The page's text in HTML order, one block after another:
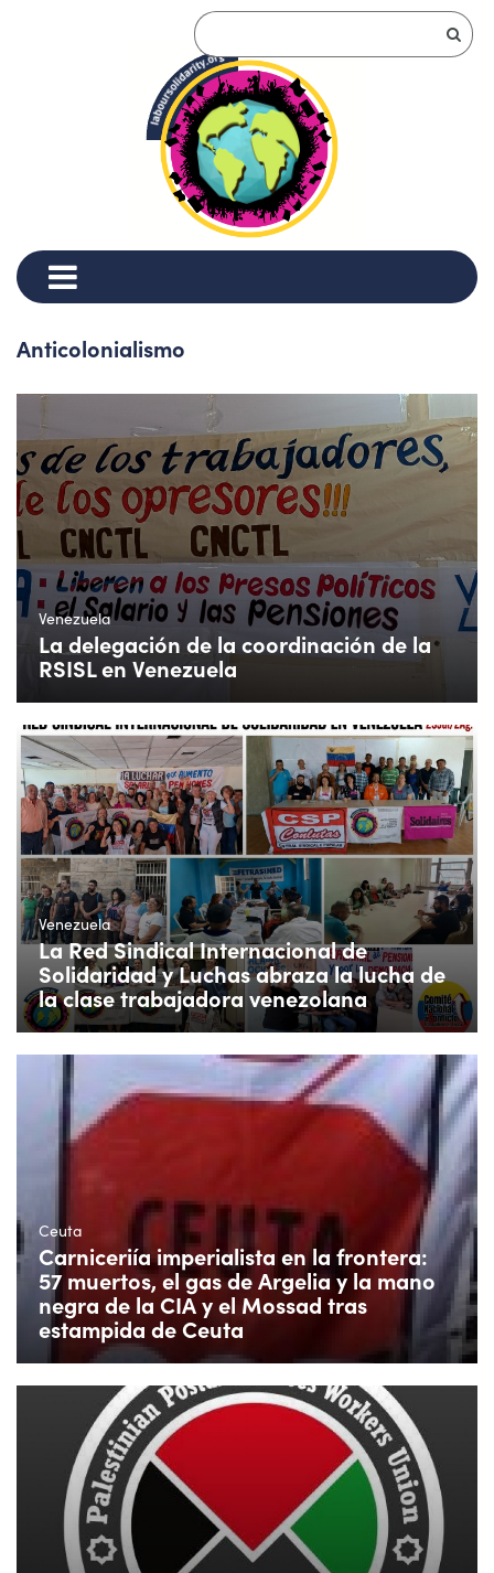
Anticolonialismo
Venezuela
La delegación de la coordinación de la
RSISL en Venezuela
Venezuela
La Red Sindical Internacional de
Solidaridad y Luchas abraza la lucha de
la clase trabajadora venezolana
Ceuta
Carniceriía imperialista en la frontera:
57 muertos, el gas de Argelia y la mano
negra de la CIA y el Mossad tras
estampida de Ceuta